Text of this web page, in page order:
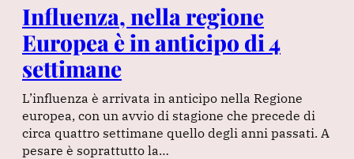
Influenza, nella regione
Europea è in anticipo di 4
settimane
L’influenza è arrivata in anticipo nella Regione
europea, con un avvio di stagione che precede di
circa quattro settimane quello degli anni passati. A
pesare è soprattutto la…